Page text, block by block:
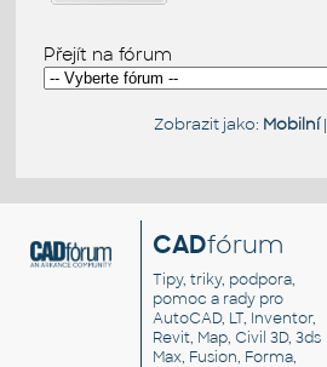
Přejít na fórum
Zobrazit jako: Mobilní|
CADfórum
Tipy, triky, podpora,
pomoc a rady pro
AutoCAD, LT, Inventor,
Revit, Map, Civil 3D, 3ds
Max, Fusion, Forma,